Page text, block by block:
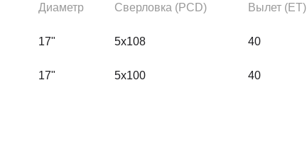
Диаметр Сверловка (PCD) Вылет (ЕТ)
17" 5x108 40
17" 5x100 40